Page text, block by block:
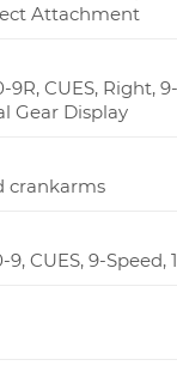
Attachment
CUES, Right,
Gear Display
crankarms
CUES, 9-Speed,